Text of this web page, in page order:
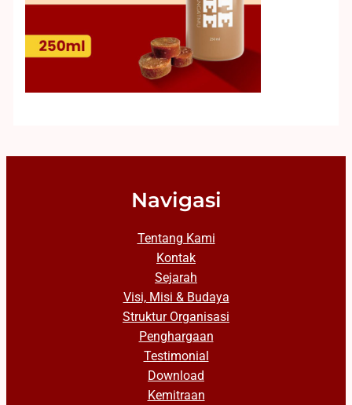
Navigasi
Tentang Kami
Kontak
Sejarah
Visi, Misi & Budaya
Struktur Organisasi
Penghargaan
Testimonial
Download
Kemitraan